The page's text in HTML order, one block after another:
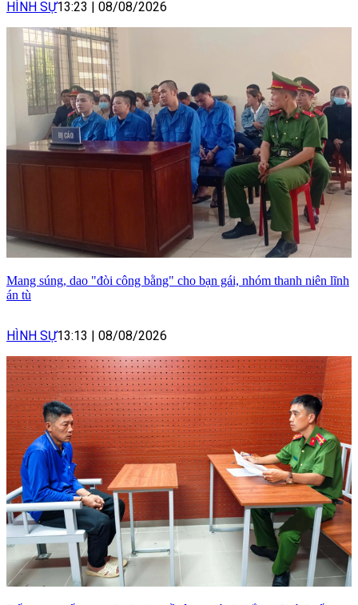
HÌNH SỰ13:23 08/08/2026
Mang súng, dao "đòi công bằng" cho bạn gái, nhóm thanh niên lĩnh
án tù
HÌNH SỰ13:13 08/08/2026